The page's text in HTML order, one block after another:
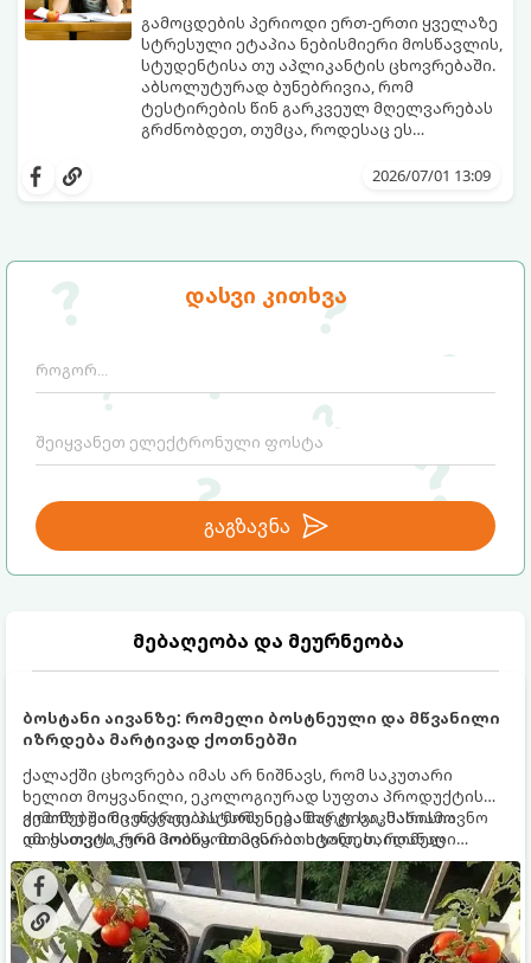
დასვი კითხვა
გაგზავნა
მებაღეობა და მეურნეობა
ბოსტანი აივანზე: რომელი ბოსტნეული და მწვანილი
იზრდება მარტივად ქოთნებში
ქალაქში ცხოვრება იმას არ ნიშნავს, რომ საკუთარი
ხელით მოყვანილი, ეკოლოგიურად სუფთა პროდუქტის
გემოზე უარი თქვათ. პატარა აივანიც კი საკმარისია
იმისათვის, რომ მოიწყოთ მინი-ბოსტანი, საიდანაც
ყოველდღიურად ახალ, არომატულ მწვანილსა და
ბოსტნეულს მოკრეფთ.
ქოთნებში მცენარეების მოშენება მარტივი, სასიამოვნო
და ესთეტიკური ჰობია. მთავარია იცოდეთ, რომელი
კულტურები ეგუებიან ქოთნის პირობებს ყველაზე კარგად
და როგორ მოუაროთ მათ სწორად.
გამოცდების პერიოდი ერთ-ერთი ყველაზე
სტრესული ეტაპია ნებისმიერი მოსწავლის,
სტუდენტისა თუ აპლიკანტის ცხოვრებაში.
აბსოლუტურად ბუნებრივია, რომ
ტესტირების წინ გარკვეულ მღელვარებას
გრძნობდეთ, თუმცა, როდესაც ეს
გადადის, ის ბლოკავს ტვინის რესურსებს.
„ბლექაუტის“ ეფექტი).
მხოლოდ ცოდნის ნაკლებობით არ არის
მეცნიერული ხრიკები, რომლებიც
ტესტირებისას მაქსიმალური
კონცენტრაციის შენარჩუნებაში.
როგორ დაამარცხოთ საგამოცდო
2026/07/01 13:09